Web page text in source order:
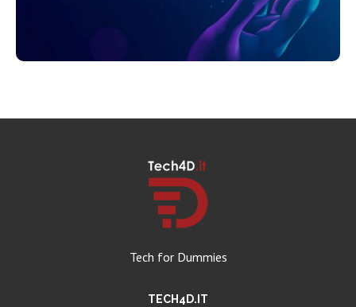
Tech for Dummies
TECH4D.IT